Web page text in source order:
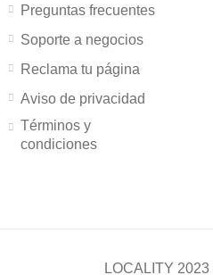
Preguntas frecuentes
Soporte a negocios
Reclama tu página
Aviso de privacidad
Términos y
condiciones
LOCALITY 2023